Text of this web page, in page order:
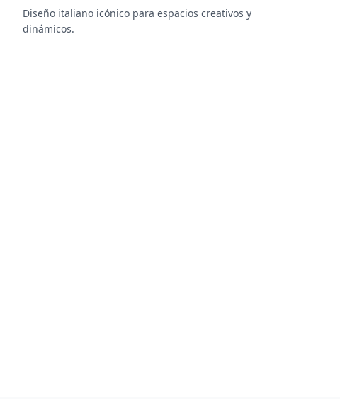
Diseño italiano icónico para espacios creativos y
dinámicos.